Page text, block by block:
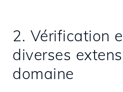
2. Vérification
diverses
domaine